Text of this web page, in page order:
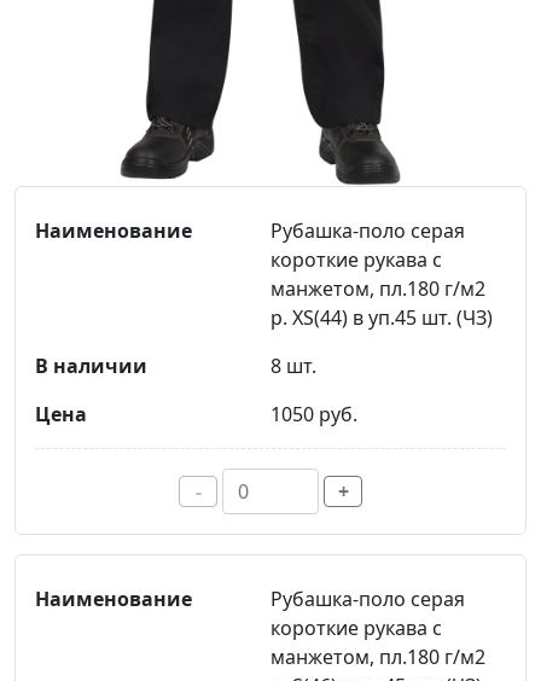
Рубашка-поло серая
короткие рукава с
манжетом, пл.180 г/м2
р. ХS(44) в уп.45 шт. (ЧЗ)
8 шт.
1050 руб.
- +
Рубашка-поло серая
короткие рукава с
манжетом, пл.180 г/м2